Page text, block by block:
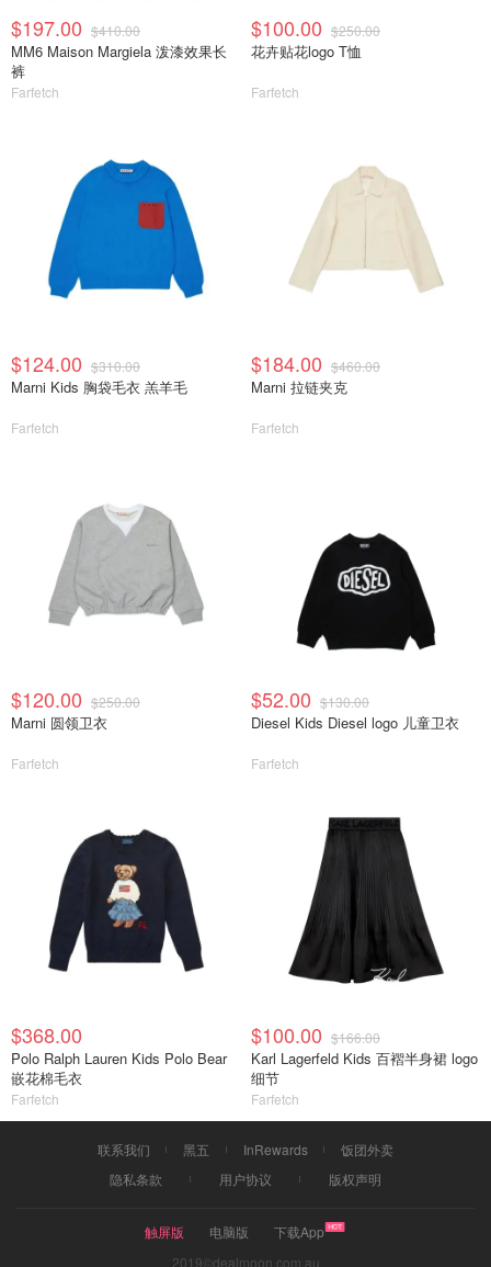
$197.00 $410.00
MM6 Maison Margiela 泼漆效果长
裤
Farfetch
$100.00 $250.00
花卉贴花logo T恤
Farfetch
$124.00 $310.00
Marni Kids 胸袋毛衣 羔羊毛
Farfetch
$184.00 $460.00
Marni 拉链夹克
Farfetch
$120.00 $250.00
Marni 圆领卫衣
Farfetch
$52.00 $130.00
Diesel Kids Diesel logo 儿童卫衣
Farfetch
$368.00
Polo Ralph Lauren Kids Polo Bear
嵌花棉毛衣
Farfetch
$100.00 $166.00
Karl Lagerfeld Kids 百褶半身裙 logo
细节
Farfetch
联系我们 黑五 InRewards
饭团外卖
隐私条款
用户协议 版权声明
触屏版 电脑版
下载App
2019©dealmoon.com.au